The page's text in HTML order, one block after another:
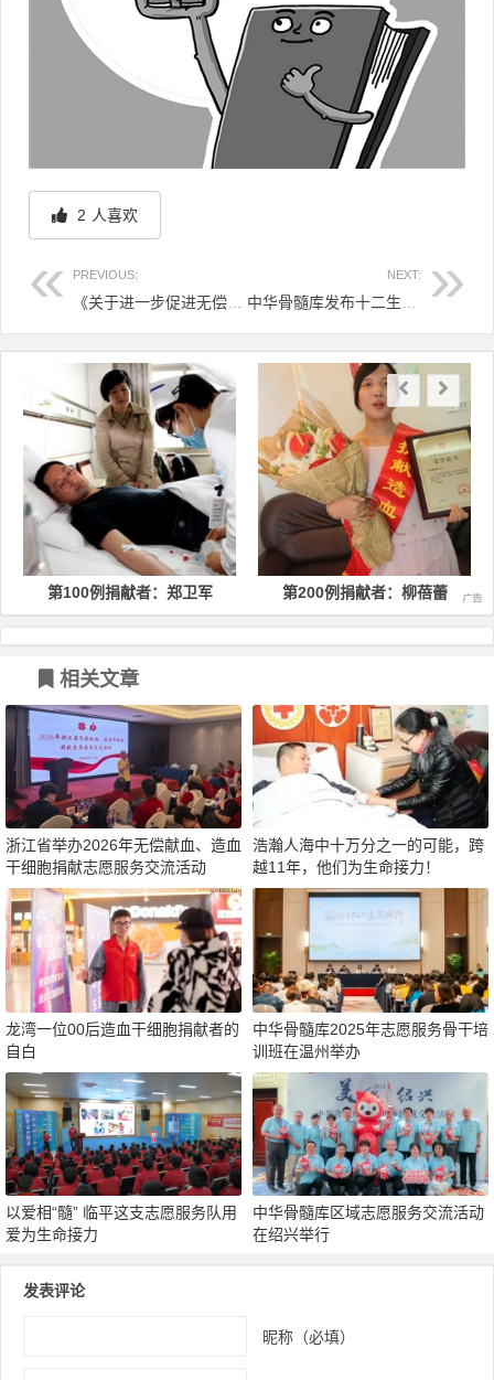
2 人喜欢
PREVIOUS: NEXT:
文章导航
第100例捐献者：郑卫军 第200例捐献者：柳蓓蕾
相关文章
浙江省举办2026年无偿献血、造血
干细胞捐献志愿服务交流活动
浩瀚人海中十万分之一的可能，跨
越11年，他们为生命接力！
龙湾一位00后造血干细胞捐献者的
自白
中华骨髓库2025年志愿服务骨干培
训班在温州举办
以爱相“髓” 临平这支志愿服务队用
爱为生命接力
中华骨髓库区域志愿服务交流活动
在绍兴举行
发表评论
昵称（必填）